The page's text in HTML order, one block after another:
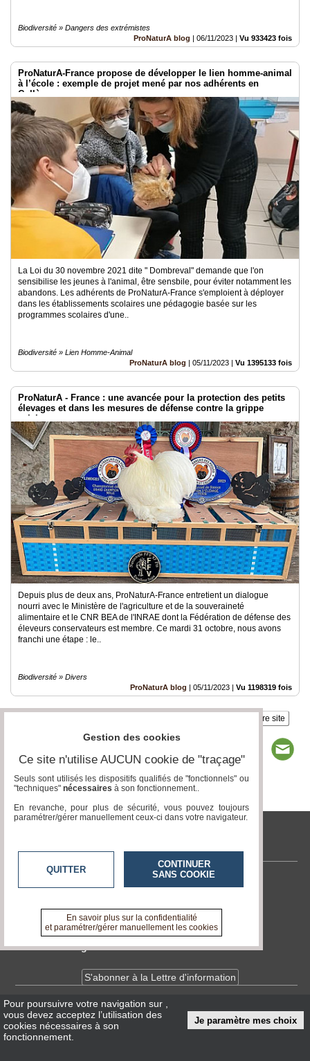
Biodiversité » Dangers des extrémistes
ProNaturA blog | 06/11/2023 | Vu 933423 fois
ProNaturA-France propose de développer le lien homme-animal
à l’école : exemple de projet mené par nos adhérents en
Collège.
La Loi du 30 novembre 2021 dite " Dombreval" demande que l'on
sensibilise les jeunes à l'animal, être sensbile, pour éviter notamment les
abandons. Les adhérents de ProNaturA-France s'emploient à déployer
dans les établissements scolaires une pédagogie basée sur les
programmes scolaires d'une..
Biodiversité » Lien Homme-Animal
ProNaturA blog | 05/11/2023 | Vu 1395133 fois
ProNaturA - France : une avancée pour la protection des petits
élevages et dans les mesures de défense contre la grippe
aviaire.
Depuis plus de deux ans, ProNaturA-France entretient un dialogue
nourri avec le Ministère de l'agriculture et de la souveraineté
alimentaire et le CNR BEA de l'INRAE dont la Fédération de défense des
éleveurs conservateurs est membre. Ce mardi 31 octobre, nous avons
franchi une étape : le..
Biodiversité » Divers
ProNaturA blog | 05/11/2023 | Vu 1198319 fois
Insérez sur votre site
tvlocale.fr
Contactez-nous
A propos de tvlocale.fr
Devenir délégué
S'abonner à la Lettre d'information
InfosCNIL/RGPD
Conditions Générales d'Utilisation
Pour poursuivre votre navigation sur
vous devez acceptez l’utilisation des
cookies nécessaires à son
fonctionnement.
Je paramètre mes choix
Gestion des cookies
Ce site n'utilise AUCUN cookie de "traçage"
Seuls sont utilisés les dispositifs qualifiés de "fonctionnels" ou
"techniques" nécessaires à son fonctionnement..
En revanche, pour plus de sécurité, vous pouvez toujours
paramétrer/gérer manuellement ceux-ci dans votre navigateur.
QUITTER
CONTINUER
SANS COOKIE
En savoir plus sur la confidentialité
et paramétrer/gérer manuellement les cookies